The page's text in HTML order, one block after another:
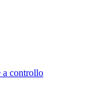
a controllo